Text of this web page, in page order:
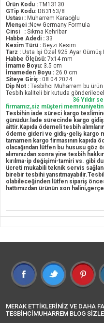
Ürün Kodu : TM13130
GTip Kodu: DB3163/8
Ustası : Muharrem Karaoğlu
Menşei :New Germany Formula
Cinsi : Sıkma Kehribar
Habbe Adedi : 33
Kesim Türü : Beyzi Kesim
Tarz : Usta İşi Özel 925 Ayar Gümüş
Habbe Ölçüsü: 7x14 mm
İmame Boyu: 3.5 cm
İmameden Boyu : 26.0 cm
Siteye Giriş : 08.04.2024
Dip Not : Tesbihci Muharrem bu
Tesbih kaliteli bir kutuda
36 Yıldır
firmamız,siz müşteri
Tesbihin iade süreci kargo
günüdür.İade sürecinde kargo gidiş
aittir.Kapıda ödemeli tesbih
ödeme gideri ve gidiş-geliş kargo
tamamen kargo firmasının kapıda
olacağından lütfen bu hususu göz
alımınızdan sonra yine tesbih
kırılma-ip değişimi-tamiri vs. gibi
ücreti mukabili teknik servis
birebir tesbihi
olabileceğinden lütfen sipariş
hattımızdan ürünün son
MERAK ETTİKLERİNİZ VE DAHA
TESBİHCİMUHARREM BLOG